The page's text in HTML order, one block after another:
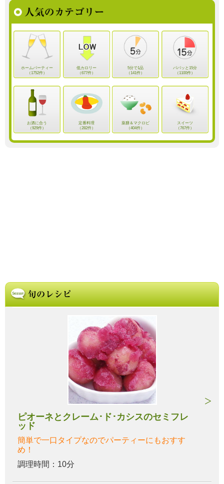
ホームパーティー
（1752件）
低カロリー
（677件）
5分で1品
（141件）
パパッと15分
（1100件）
お酒に合う
（929件）
定番料理
（282件）
薬膳＆マクロビ
（404件）
スイーツ
（767件）
ピオーネとクレーム･ド･カシスのセミフレ
ッド
簡単で一口タイプなのでパーティーにもおすす
め！
調理時間：10分